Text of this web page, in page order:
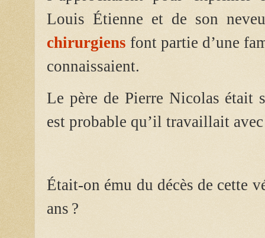
Louis Étienne et de son
chirurgiens font partie d’une
connaissaient.
Le père de Pierre Nicolas était
est probable qu’il travaillait
Était-on ému du décès de cette
ans ?